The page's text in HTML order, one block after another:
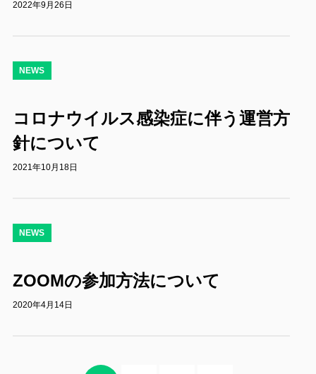
2022年9月26日
NEWS
コロナウイルス感染症に伴う運営方
針について
2021年10月18日
NEWS
ZOOMの参加方法について
2020年4月14日